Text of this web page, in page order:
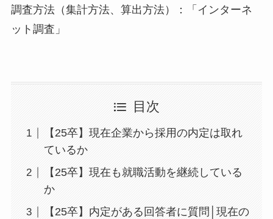
調査方法（集計方法、算出方法）：「インターネ
ット調査」
目次
【25卒】現在企業から採用の内定は取れ
ているか
【25卒】現在も就職活動を継続している
か
【25卒】内定がある回答者に質問│現在の